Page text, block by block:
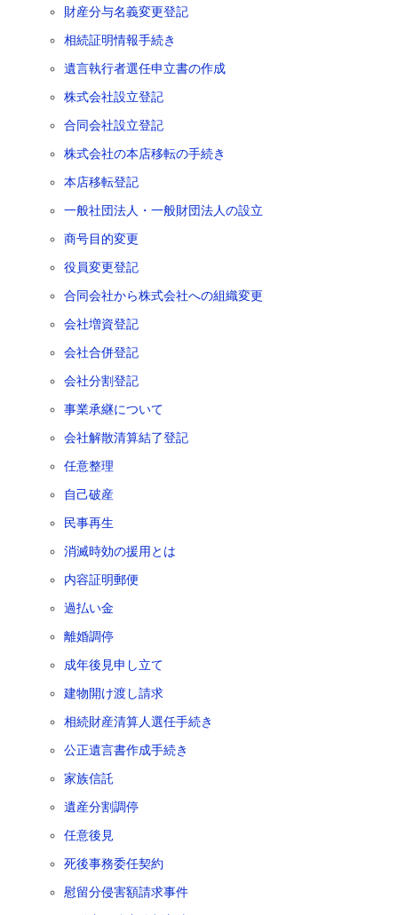
財産分与名義変更登記
相続証明情報手続き
遺言執行者選任申立書の作成
株式会社設立登記
合同会社設立登記
株式会社の本店移転の手続き
本店移転登記
一般社団法人・一般財団法人の設立
商号目的変更
役員変更登記
合同会社から株式会社への組織変更
会社増資登記
会社合併登記
会社分割登記
事業承継について
会社解散清算結了登記
任意整理
自己破産
民事再生
消滅時効の援用とは
内容証明郵便
過払い金
離婚調停
成年後見申し立て
建物開け渡し請求
相続財産清算人選任手続き
公正遺言書作成手続き
家族信託
遺産分割調停
任意後見
死後事務委任契約
慰留分侵害額請求事件